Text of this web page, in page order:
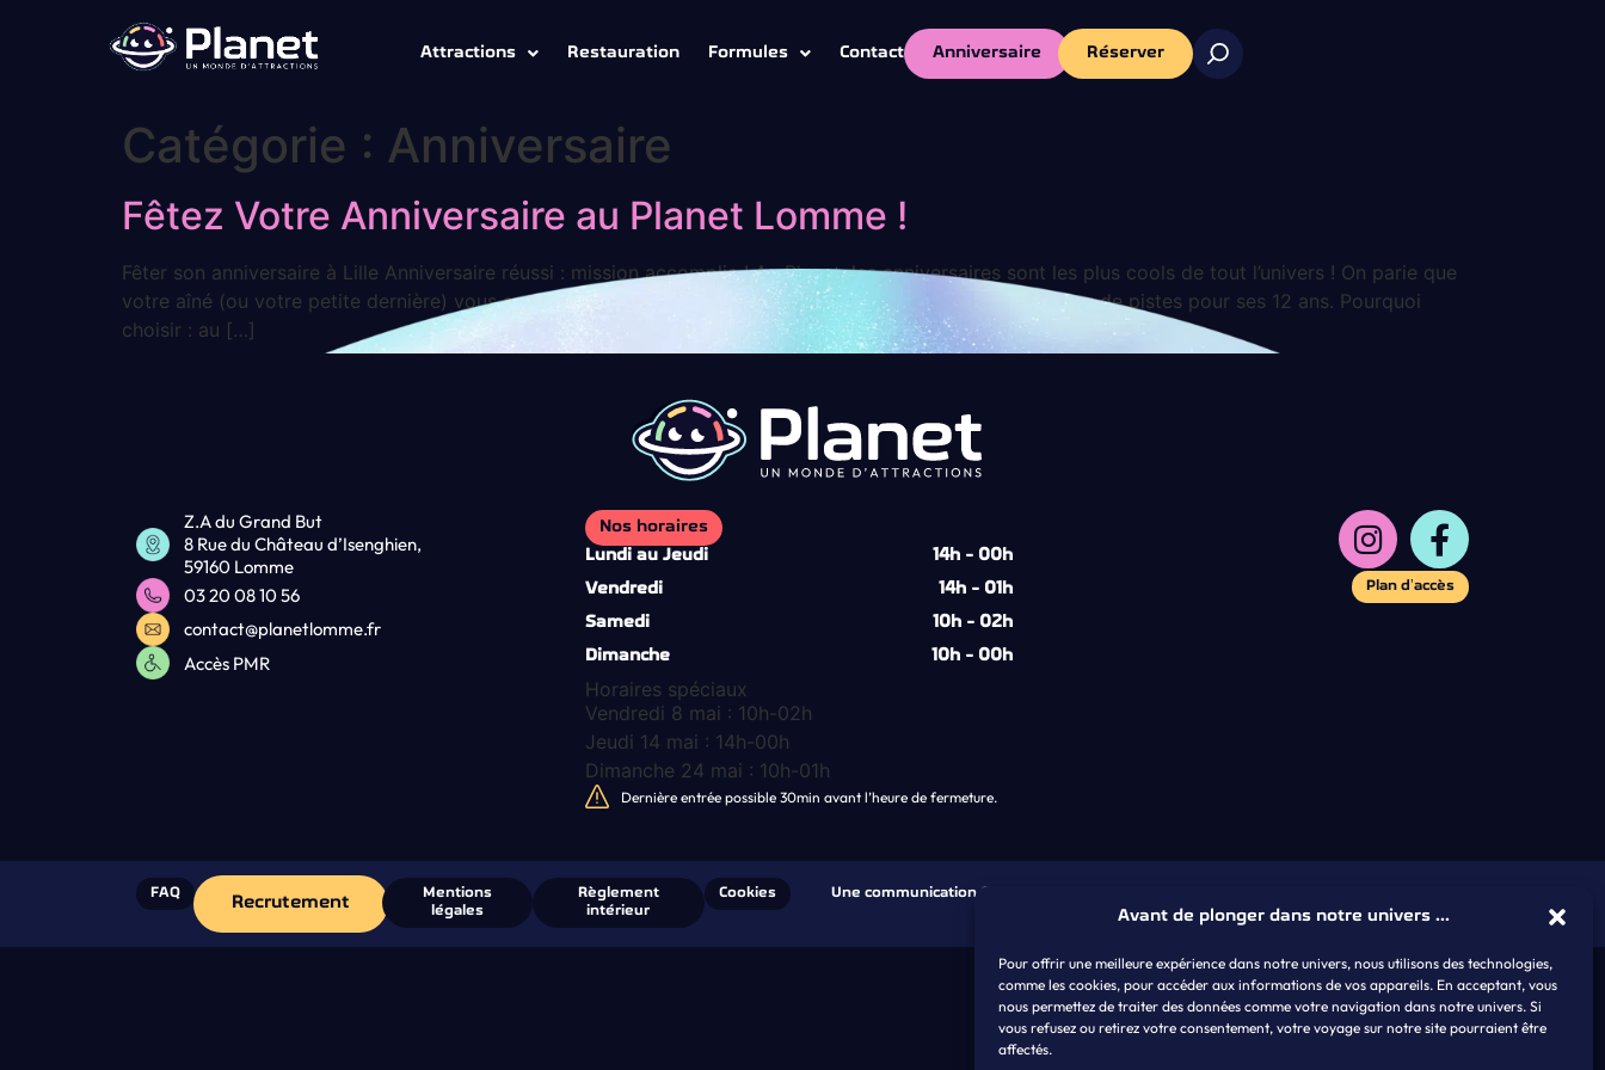
Avant de plonger dans notre univers ...
Pour offrir une meilleure expérience dans notre univers, nous utilisons des technologies,
comme les cookies, pour accéder aux informations de vos appareils. En acceptant, vous
nous permettez de traiter des données comme votre navigation dans notre univers. Si
vous refusez ou retirez votre consentement, votre voyage sur notre site pourraient être
affectés.
Attractions Restauration Formules Contact Anniversaire Réserver
Catégorie : Anniversaire
Fêtez Votre Anniversaire au Planet Lomme !
Fêter son anniversaire à Lille Anniversaire réussi : mission accomplie ! Au Planet, les anniversaires sont les plus cools de tout l’univers ! On parie que
votre aîné (ou votre petite dernière) vous a déjà réclamé un bowling, un karaoké ou encore un immense jeu de pistes pour ses 12 ans. Pourquoi
choisir : au […]
Z.A du Grand But
8 Rue du Château d’Isenghien,
59160 Lomme
03 20 08 10 56
contact@planetlomme.fr
Accès PMR
Nos horaires
Lundi au Jeudi
14h - 00h
Vendredi
14h - 01h
Samedi
10h - 02h
Dimanche
10h - 00h
Horaires spéciaux
Vendredi 8 mai : 10h-02h
Jeudi 14 mai : 14h-00h
Dimanche 24 mai : 10h-01h
Dernière entrée possible 30min avant l’heure de fermeture.
Plan d’accès
FAQ
Recrutement
Mentions
légales
Règlement
intérieur
Cookies Une communication COCOA ! lagencecocoa.com